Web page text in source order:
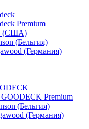
Premium
(США)
(Бельгия)
(Германия)
Premium
(Бельгия)
(Германия)